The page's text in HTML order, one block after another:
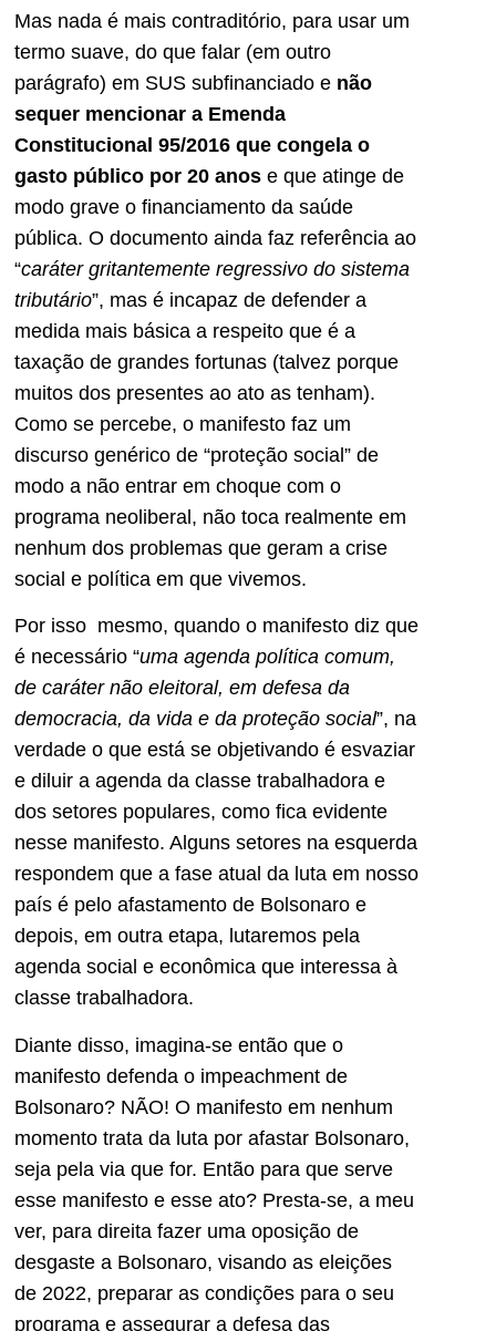
Mas nada é mais contraditório, para usar um
termo suave, do que falar (em outro
parágrafo) em SUS subfinanciado e não
sequer mencionar a Emenda
Constitucional 95/2016 que congela o
gasto público por 20 anos e que atinge de
modo grave o financiamento da saúde
pública. O documento ainda faz referência ao
“caráter gritantemente regressivo do sistema
tributário”, mas é incapaz de defender a
medida mais básica a respeito que é a
taxação de grandes fortunas (talvez porque
muitos dos presentes ao ato as tenham).
Como se percebe, o manifesto faz um
discurso genérico de “proteção social” de
modo a não entrar em choque com o
programa neoliberal, não toca realmente em
nenhum dos problemas que geram a crise
social e política em que vivemos.
Por isso mesmo, quando o manifesto diz que
é necessário “uma agenda política comum,
de caráter não eleitoral, em defesa da
democracia, da vida e da proteção social”, na
verdade o que está se objetivando é esvaziar
e diluir a agenda da classe trabalhadora e
dos setores populares, como fica evidente
nesse manifesto. Alguns setores na esquerda
respondem que a fase atual da luta em nosso
país é pelo afastamento de Bolsonaro e
depois, em outra etapa, lutaremos pela
agenda social e econômica que interessa à
classe trabalhadora.
Diante disso, imagina-se então que o
manifesto defenda o impeachment de
Bolsonaro? NÃO! O manifesto em nenhum
momento trata da luta por afastar Bolsonaro,
seja pela via que for. Então para que serve
esse manifesto e esse ato? Presta-se, a meu
ver, para direita fazer uma oposição de
desgaste a Bolsonaro, visando as eleições
de 2022, preparar as condições para o seu
programa e assegurar a defesa das